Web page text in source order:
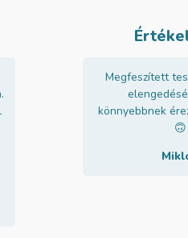
Megfeszített
könnyebbnek
🙃